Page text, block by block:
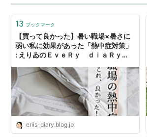
種から、芽が出てきました。 スーパー
乗り切り組 ブルー…
13 ブックマーク
【買って良かった】暑い職場×暑さに
弱い私に効果があった「熱中症対策」
: えりゐのＥｖｅＲｙ ｄｉａＲｙ
eriis-diary.blog.jp